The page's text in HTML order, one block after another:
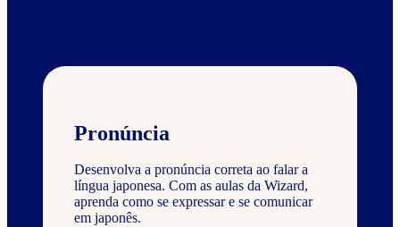
Pronúncia
Desenvolva a pronúncia correta ao falar a
língua japonesa. Com as aulas da Wizard,
aprenda como se expressar e se comunicar
em japonês.